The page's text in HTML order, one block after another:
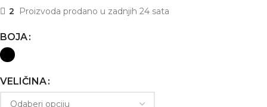
2 Proizvoda prodano u zadnjih 24 sata
BOJA
VELIČINA